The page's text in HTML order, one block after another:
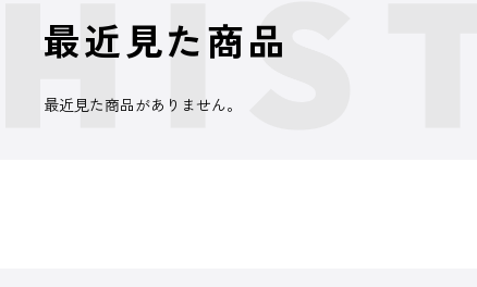
最近見た商品
最近見た商品がありません。